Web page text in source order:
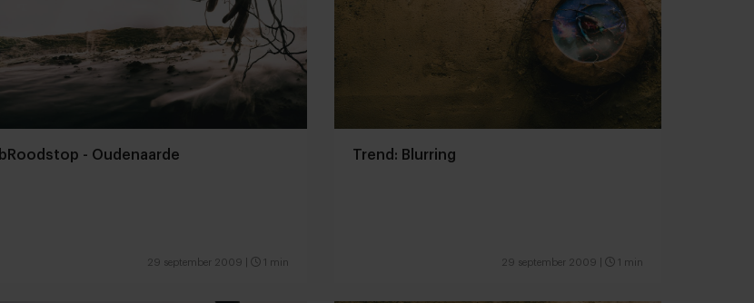
bRoodstop - Oudenaarde
29 september 2009 1 min
Trend: Blurring
29 september 2009 1 min